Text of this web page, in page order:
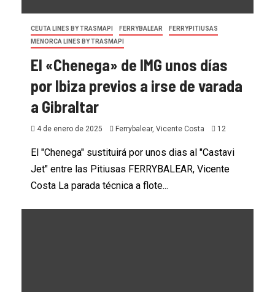
CEUTA LINES BY TRASMAPI FERRYBALEAR
FERRYPITIUSAS
MENORCA LINES BY TRASMAPI
El «Chenega» de IMG unos días
por Ibiza previos a irse de varada
a Gibraltar
4 de enero de 2025 Ferrybalear, Vicente Costa 12
El "Chenega" sustituirá por unos dias al "Castavi
Jet" entre las Pitiusas FERRYBALEAR, Vicente
Costa La parada técnica a flote...